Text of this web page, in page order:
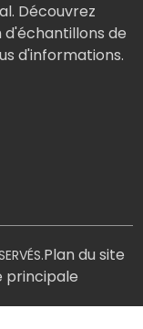
Découvrez
de
d'informations.
Plan du site
principale